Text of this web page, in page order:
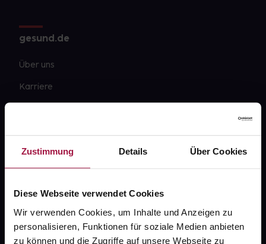
Zustimmung Details Über Cookies
Diese Webseite verwendet Cookies
Wir verwenden Cookies, um Inhalte und Anzeigen zu
personalisieren, Funktionen für soziale Medien anbieten
zu können und die Zugriffe auf unsere Webseite zu
gesund.de
Über uns
Karriere
PAYBACK
Sanitätshäuser
Datenschutz
AGB